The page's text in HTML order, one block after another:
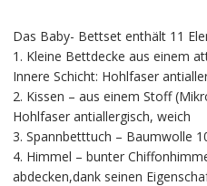
Das Baby- Bettset enthält 11
1. Kleine Bettdecke aus einem
Innere Schicht: Hohlfaser
2. Kissen – aus einem Stoff
Hohlfaser antiallergisch, weich
3. Spannbetttuch – Baumwolle
4. Himmel – bunter
abdecken,dank seinen